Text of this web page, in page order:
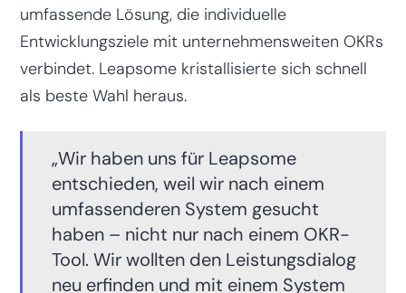
umfassende Lösung, die individuelle
Entwicklungsziele mit unternehmensweiten OKRs
verbindet. Leapsome kristallisierte sich schnell
als beste Wahl heraus.
„Wir haben uns für Leapsome
entschieden, weil wir nach einem
umfassenderen System gesucht
haben – nicht nur nach einem OKR-
Tool. Wir wollten den Leistungsdialog
neu erfinden und mit einem System